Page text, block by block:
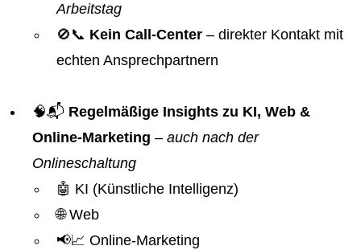
Arbeitstag
🚫📞 Kein Call-Center – direkter Kontakt mit
echten Ansprechpartnern
🧠📬 Regelmäßige Insights zu KI, Web &
Online-Marketing – auch nach der
Onlineschaltung
🤖 KI (Künstliche Intelligenz)
🌐 Web
📢📈 Online-Marketing